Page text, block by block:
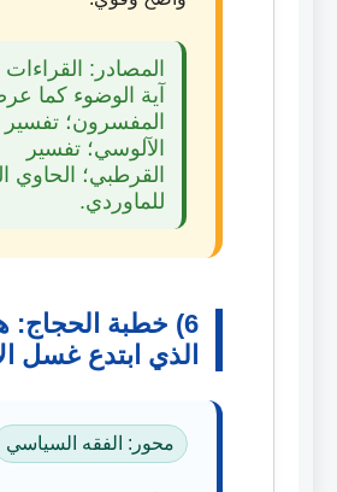
المصادر:
آية الوضوء كما
المفسرون؛ تفسير
الآلوسي؛ تفسير
القرطبي؛ الحاوي
للماوردي.
6) خطبة الحجاج:
الذي ابتدع غسل
محور: الفقه السياسي